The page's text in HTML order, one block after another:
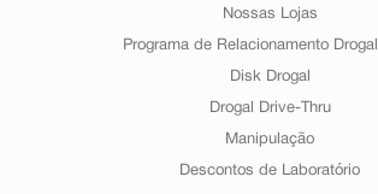
Nossas Lojas
Programa de Relacionamento
Disk Drogal
Drogal Drive-Thru
Manipulação
Descontos de Laboratório